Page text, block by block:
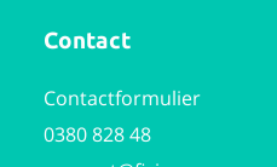
Contact
Contactformulier
0380 828 48